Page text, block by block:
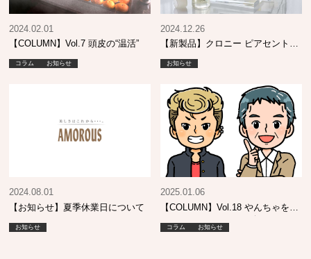
【COLUMN】Vol.7 頭皮の“温活”
2024.02.01
コラム お知らせ
【新製品】クロニー ピアセントオ
2024.12.26
お知らせ
【お知らせ】夏季休業日について
2024.08.01
お知らせ
【COLUMN】Vol.18 やんちゃをし
ていたあの頃…そして今も…
2025.01.06
コラム お知らせ